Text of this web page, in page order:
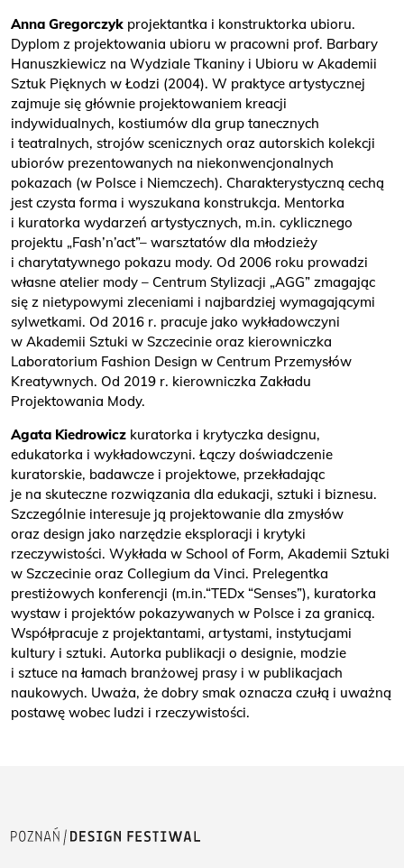
Anna Gregorczyk projektantka i konstruktorka ubioru.
Dyplom z projektowania ubioru w pracowni prof. Barbary
Hanuszkiewicz na Wydziale Tkaniny i Ubioru w Akademii
Sztuk Pięknych w Łodzi (2004). W praktyce artystycznej
zajmuje się głównie projektowaniem kreacji
indywidualnych, kostiumów dla grup tanecznych
i teatralnych, strojów scenicznych oraz autorskich kolekcji
ubiorów prezentowanych na niekonwencjonalnych
pokazach (w Polsce i Niemczech). Charakterystyczną cechą
jest czysta forma i wyszukana konstrukcja. Mentorka
i kuratorka wydarzeń artystycznych, m.in. cyklicznego
projektu „Fash’n’act”– warsztatów dla młodzieży
i charytatywnego pokazu mody. Od 2006 roku prowadzi
własne atelier mody – Centrum Stylizacji „AGG” zmagając
się z nietypowymi zleceniami i najbardziej wymagającymi
sylwetkami. Od 2016 r. pracuje jako wykładowczyni
w Akademii Sztuki w Szczecinie oraz kierowniczka
Laboratorium Fashion Design w Centrum Przemysłów
Kreatywnych. Od 2019 r. kierowniczka Zakładu
Projektowania Mody.
Agata Kiedrowicz kuratorka i krytyczka designu,
edukatorka i wykładowczyni. Łączy doświadczenie
kuratorskie, badawcze i projektowe, przekładając
je na skuteczne rozwiązania dla edukacji, sztuki i biznesu.
Szczególnie interesuje ją projektowanie dla zmysłów
oraz design jako narzędzie eksploracji i krytyki
rzeczywistości. Wykłada w School of Form, Akademii Sztuki
w Szczecinie oraz Collegium da Vinci. Prelegentka
prestiżowych konferencji (m.in.“TEDx “Senses”), kuratorka
wystaw i projektów pokazywanych w Polsce i za granicą.
Współpracuje z projektantami, artystami, instytucjami
kultury i sztuki. Autorka publikacji o designie, modzie
i sztuce na łamach branżowej prasy i w publikacjach
naukowych. Uważa, że dobry smak oznacza czułą i uważną
postawę wobec ludzi i rzeczywistości.